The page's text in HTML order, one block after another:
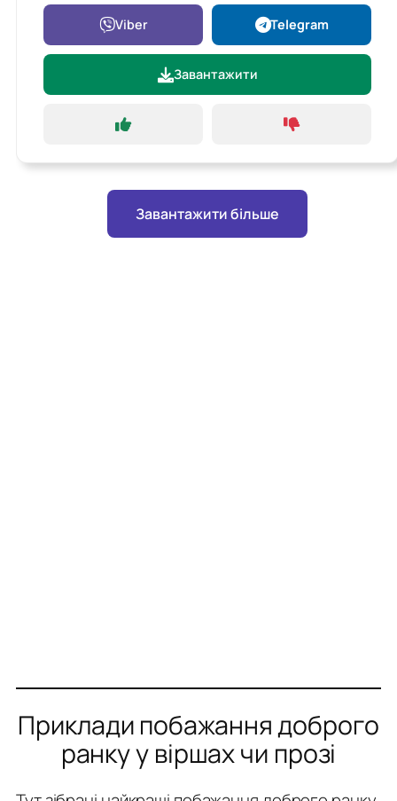
Viber Telegram
Завантажити
Завантажити більше
Приклади побажання доброго
ранку у віршах чи прозі